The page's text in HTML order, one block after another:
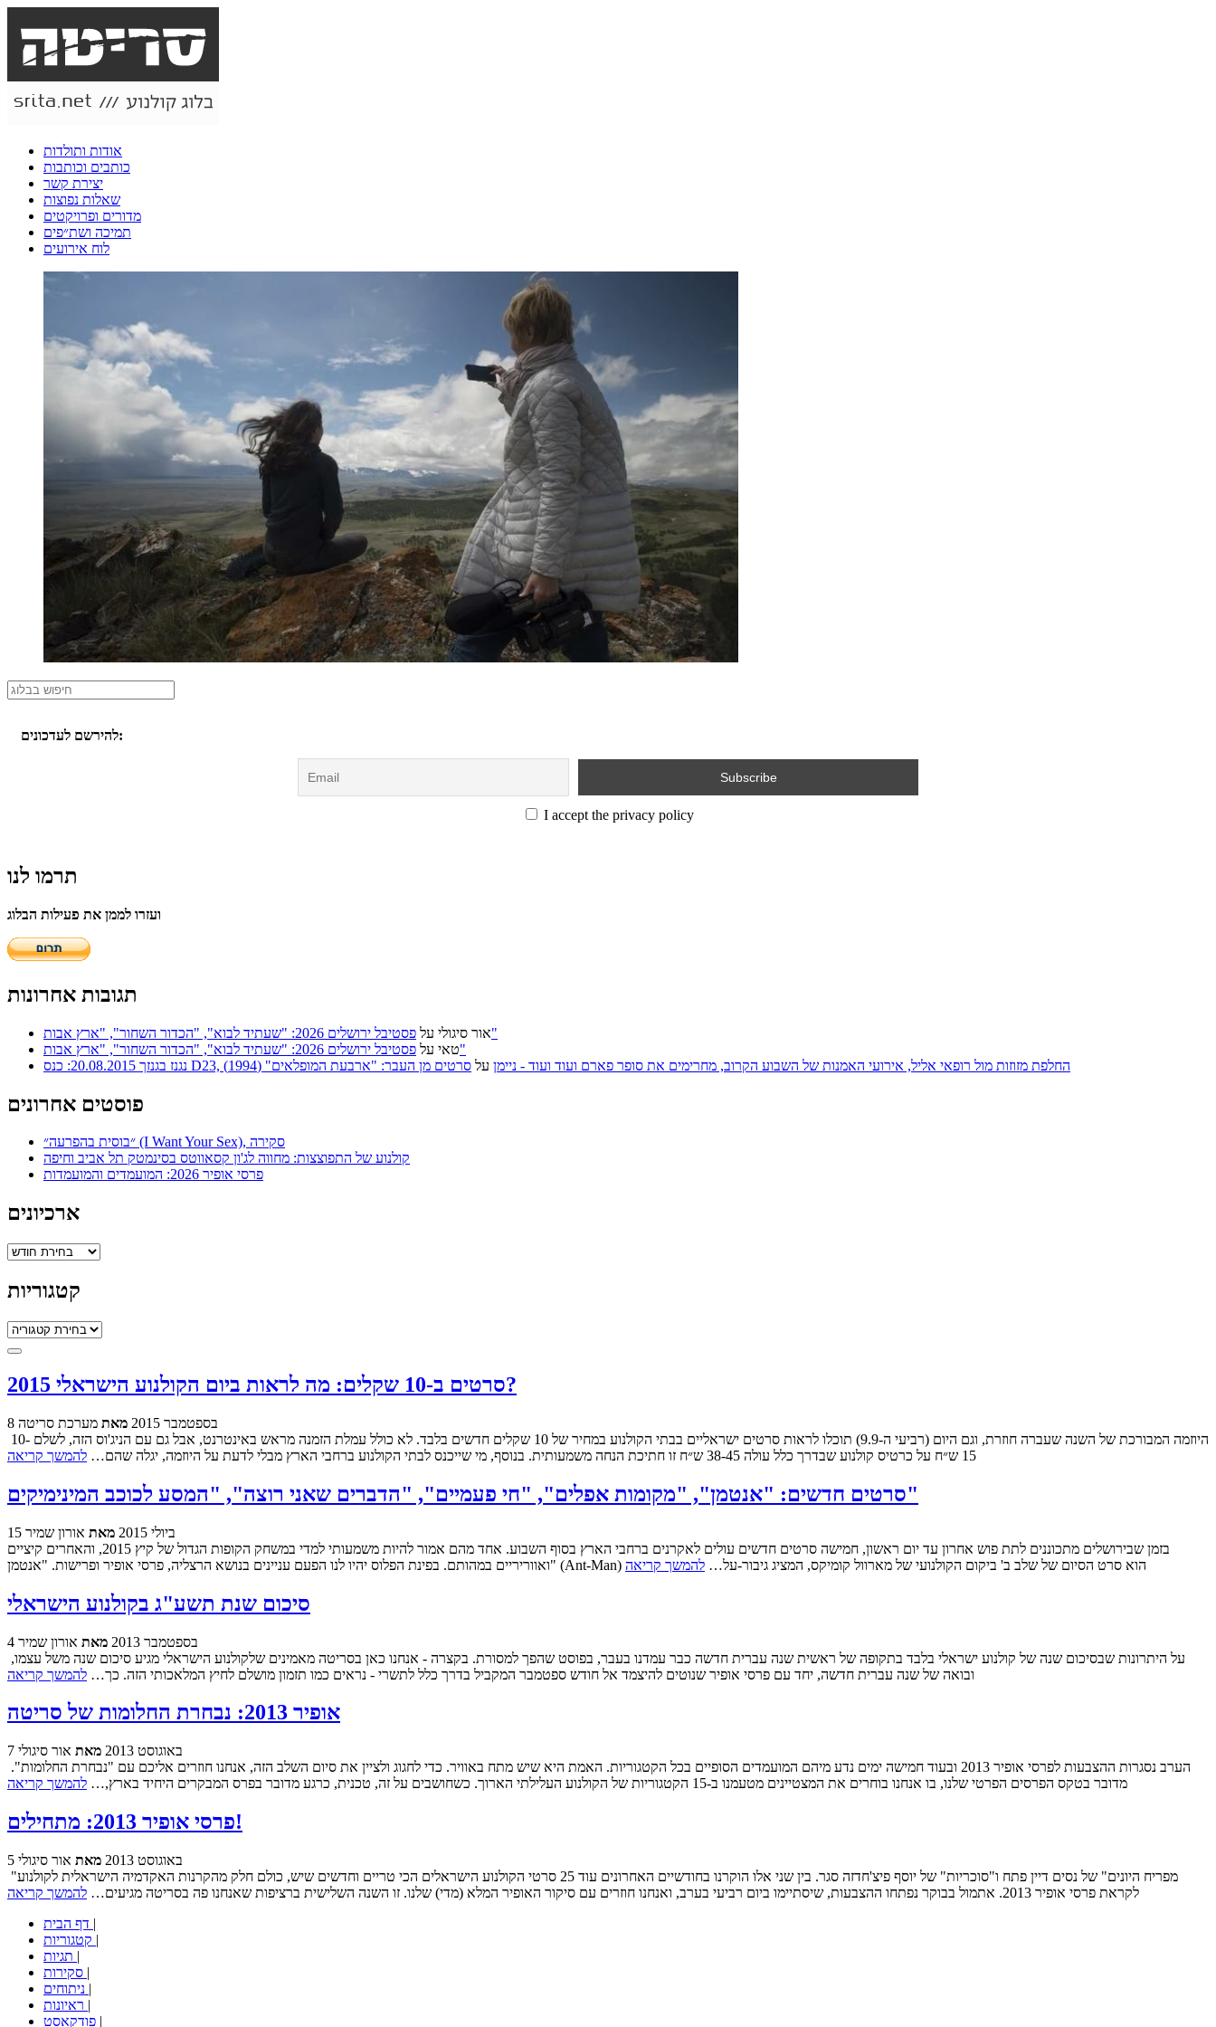
אודות ותולדות
כותבים וכותבות
יצירת קשר
שאלות נפוצות
מדורים ופרויקטים
תמיכה ושת״פים
לוח אירועים
להירשם לעדכונים:
I accept the privacy policy
תרמו לנו
ועזרו לממן את פעילות הבלוג
תגובות אחרונות
אור סיגולי על
פסטיבל ירושלים 2026: "שעתיד לבוא", "הכדור השחור", "ארץ אבות"
טאי על
פסטיבל ירושלים 2026: "שעתיד לבוא", "הכדור השחור", "ארץ אבות"
נגנז בגנזך 20.08.2015: כנס D23, החלפת מזוזות מול רופאי אליל, אירועי האמנות של השבוע הקרוב, מחרימים את סופר פארם ועוד ועוד - ניימן על סרטים מן העבר: "ארבעת המופלאים" (1994)
פוסטים אחרונים
״בוסית בהפרעה״ (I Want Your Sex), סקירה
קולנוע של התפוצצות: מחווה לג'ון קסאווטס בסינמטק תל אביב וחיפה
פרסי אופיר 2026: המועמדים והמועמדות
ארכיונים
ארכיונים
קטגוריות
קטגוריות
סרטים ב-10 שקלים: מה לראות ביום הקולנוע הישראלי 2015?
8 בספטמבר 2015 מאת מערכת סריטה
15 ש״ח על כרטיס קולנוע שבדרך כלל עולה 38-45 ש״ח זו חתיכת הנחה משמעותית. בנוסף, מי שייכנס לבתי הקולנוע ברחבי הארץ מבלי לדעת על היוזמה, יגלה שהם…
להמשך קריאה
סרטים חדשים: "אנטמן", "מקומות אפלים", "חי פעמיים", "הדברים שאני רוצה", "המסע לכוכב המינימיקים"
15 ביולי 2015 מאת אורון שמיר
בזמן שבירושלים מתכוננים לתת פוש אחרון עד יום ראשון, חמישה סרטים חדשים עולים לאקרנים ברחבי הארץ בסוף השבוע. אחד מהם אמור להיות משמעותי למדי במשחק הקופות הגדול של קיץ 2015, והאחרים קיציים
ואווריריים במהותם. בפינת הפלוס יהיו לנו הפעם עניינים בנושא הרצליה, פרסי אופיר ופרישות. "אנטמן" (Ant-Man) הוא סרט הסיום של שלב ב' ביקום הקולנועי של מארוול קומיקס, המציג גיבור-על… להמשך קריאה
סיכום שנת תשע"ג בקולנוע הישראלי
4 בספטמבר 2013 מאת אורון שמיר
ובואה של שנה עברית חדשה, יחד עם פרסי אופיר שנוטים להיצמד אל חודש ספטמבר המקביל בדרך כלל לתשרי - נראים כמו תזמון מושלם לחיץ המלאכותי הזה. כך… להמשך קריאה
אופיר 2013: נבחרת החלומות של סריטה
7 באוגוסט 2013 מאת אור סיגולי
מדובר בטקס הפרסים הפרטי שלנו, בו אנחנו בוחרים את המצטיינים מטעמנו ב-15 הקטגוריות של הקולנוע העלילתי הארוך. כשחושבים על זה, טכנית, כרגע מדובר בפרס המבקרים היחיד בארץ,…
להמשך קריאה
פרסי אופיר 2013: מתחילים!
5 באוגוסט 2013 מאת אור סיגולי
"מפריח היונים" של נסים דיין פתח ו"סוכריות" של יוסף פיצ'חדזה סגר. בין שני אלו הוקרנו בחודשיים האחרונים עוד 25 סרטי הקולנוע הישראלים הכי טריים וחדשים שיש, כולם חלק מהקרנות האקדמיה הישראלית לקולנוע
לקראת פרסי אופיר 2013. אתמול בבוקר נפתחו ההצבעות, שיסתיימו ביום רביעי בערב, ואנחנו חוזרים עם סיקור האופיר המלא (מדי) שלנו. זו השנה השלישית ברציפות שאנחנו פה בסריטה מגיעים…
להמשך קריאה
|
|
|
|
|
|
|